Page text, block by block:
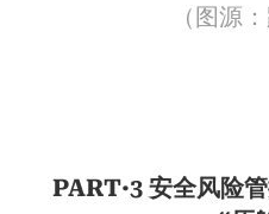
（图源
PART·3 安全风险